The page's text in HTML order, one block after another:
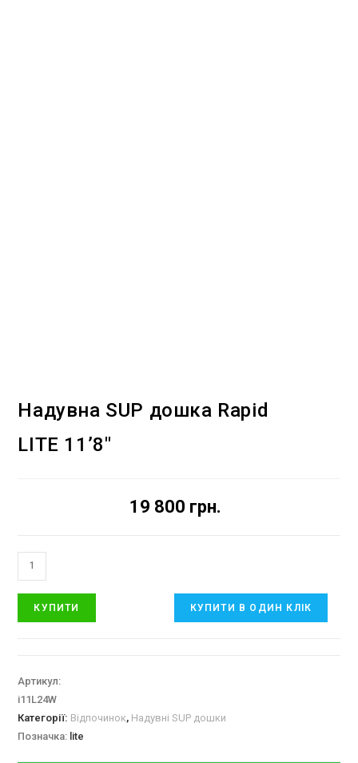
Надувна SUP дошка Rapid
LITE 11’8″
грн.
19 800
КУПИТИ КУПИТИ В ОДИН КЛІК
Артикул:
i11L24W
Категорії: Відпочинок, Надувні SUP дошки
Позначка: lite